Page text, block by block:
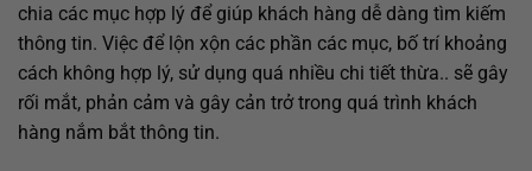
chia các mục hợp lý để giúp khách hàng dễ dàng tìm kiếm
thông tin. Việc để lộn xộn các phần các mục, bố trí khoảng
cách không hợp lý, sử dụng quá nhiều chi tiết thừa.. sẽ gây
rối mắt, phản cảm và gây cản trở trong quá trình khách
hàng nắm bắt thông tin.